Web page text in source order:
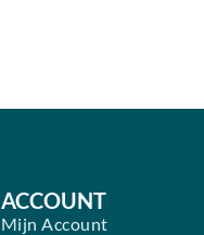
ACCOUNT
Mijn Account